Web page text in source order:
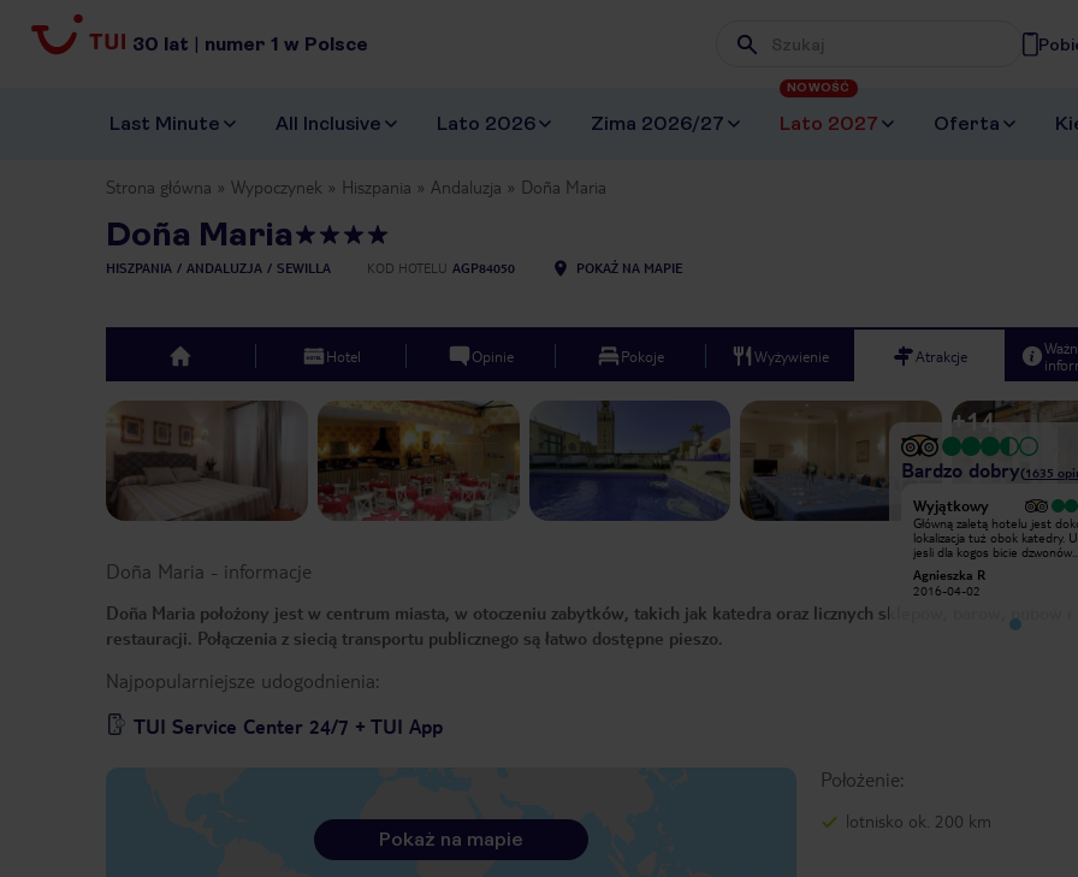
30 lat | numer 1 w Polsce Wpisz frazę, której szukasz
Last Minute All Inclusive Lato 2026 Zima 2026/27 Lato 2027
NOWOŚĆ
Oferta
Strona główna Wypoczynek Hiszpania Andaluzja Doña Maria
Doña Maria
HISZPANIA ANDALUZJA SEWILLA KOD HOTELU AGP84050 POKAŻ NA MAPIE
top Hotel Opinie Pokoje Wyżywienie Atrakcje
Previous slide +14
Bardzo dobry(1635
Wyjątkowy
Główną zaletą hotelu jest dokonała
Sevilli. Sam hotel miły, czyste pokoje,
sympatyczna obsługa. Na dachu
bardzo atrakcyjny bar.
Wyjątkowy
Główną zaletą hotelu jest
lokalizacja tuż obok katedry.
jesli dla kogos bicie dzwonów
problem, powinien znalezc inne
miejsce. Wedlug mnie to urok
sympatyczna obsługa. Na
Agnieszka R
2016-04-02
Doña Maria - informacje
Doña Maria położony jest w centrum miasta, w otoczeniu zabytków, takich jak katedra oraz licznych sklepów, barów, pubów i
restauracji. Połączenia z siecią transportu publicznego są łatwo dostępne pieszo.
Najpopularniejsze udogodnienia:
TUI Service Center 24/7 + TUI App
Położenie:
lotnisko ok. 200 km
Pokaż na mapie